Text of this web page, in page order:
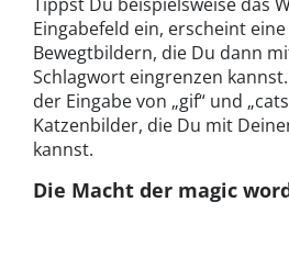
Tippst Du beispielsweise das
Eingabefeld ein, erscheint
Bewegtbildern, die Du dann
Schlagwort eingrenzen
der Eingabe von „gif“ und
Katzenbilder, die Du mit
kannst.
Die Macht der magic